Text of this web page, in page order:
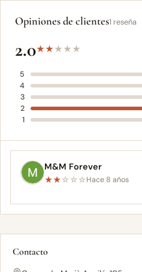
Opiniones de clientes1 reseña
2.0★★★ ★ ★
5
4
3
2
1
M&M Forever
★★☆☆☆Hace 8 años
Contacto